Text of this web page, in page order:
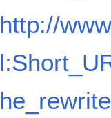
http://